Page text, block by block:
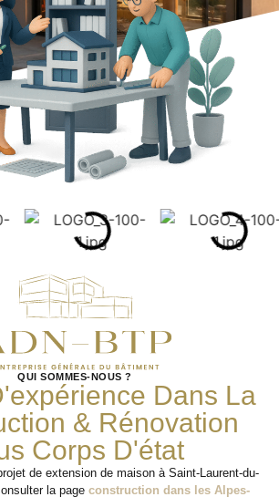
QUI SOMMES-NOUS ?
Dans La
& Rénovation
Corps D'état
de extension de maison à Saint-Laurent-du-
la page construction dans les Alpes-